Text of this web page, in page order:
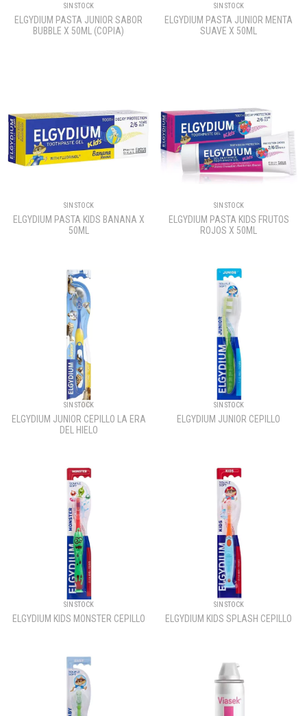
SIN STOCK
ELGYDIUM PASTA JUNIOR SABOR
BUBBLE X 50ML (COPIA)
SIN STOCK
ELGYDIUM PASTA JUNIOR MENTA
SUAVE X 50ML
SIN STOCK
ELGYDIUM PASTA KIDS BANANA X
50ML
SIN STOCK
ELGYDIUM PASTA KIDS FRUTOS
ROJOS X 50ML
SIN STOCK
ELGYDIUM JUNIOR CEPILLO LA ERA
DEL HIELO
SIN STOCK
ELGYDIUM JUNIOR CEPILLO
SIN STOCK
ELGYDIUM KIDS MONSTER CEPILLO
SIN STOCK
ELGYDIUM KIDS SPLASH CEPILLO